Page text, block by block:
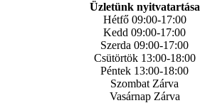
Üzletünk nyitvatartása
Hétfő 09:00-17:00
Kedd 09:00-17:00
Szerda 09:00-17:00
Csütörtök 13:00-18:00
Péntek 13:00-18:00
Szombat Zárva
Vasárnap Zárva